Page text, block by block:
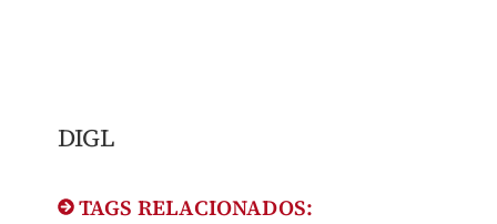
DIGL
TAGS RELACIONADOS: